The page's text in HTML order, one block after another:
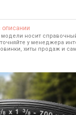
описании
носит
у менеджера
хиты продаж и